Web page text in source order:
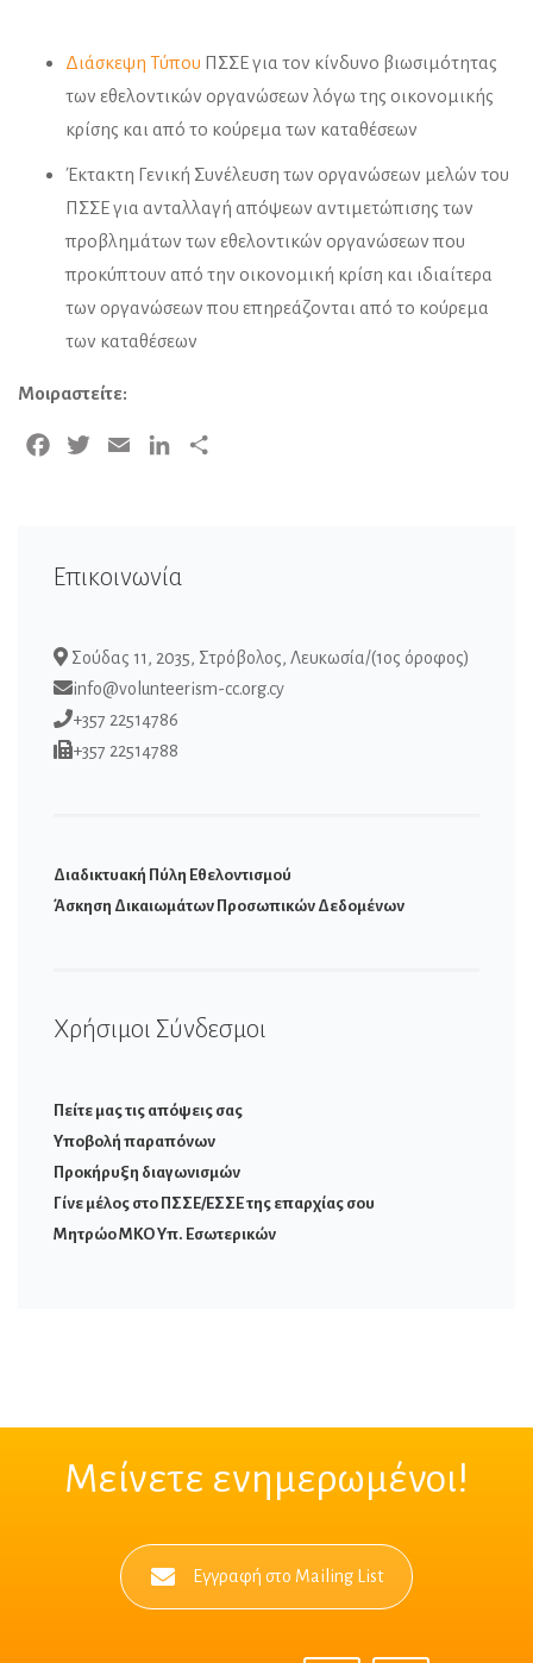
Διάσκεψη Τύπου ΠΣΣΕ για τον κίνδυνο βιωσιμότητας
των εθελοντικών οργανώσεων λόγω της οικονομικής
κρίσης και από το κούρεμα των καταθέσεων
Έκτακτη Γενική Συνέλευση των οργανώσεων μελών του
ΠΣΣΕ για ανταλλαγή απόψεων αντιμετώπισης των
προβλημάτων των εθελοντικών οργανώσεων που
προκύπτουν από την οικονομική κρίση και ιδιαίτερα
των οργανώσεων που επηρεάζονται από το κούρεμα
των καταθέσεων
Μοιραστείτε:
Facebook
Twitter Email LinkedIn
Επικοινωνία
Σούδας 11, 2035, Στρόβολος, Λευκωσία/(1ος όροφος)
info@volunteerism-cc.org.cy
+357 22514786
+357 22514788
Διαδικτυακή Πύλη Εθελοντισμού
Άσκηση Δικαιωμάτων Προσωπικών Δεδομένων
Χρήσιμοι Σύνδεσμοι
Πείτε μας τις απόψεις σας
Υποβολή παραπόνων
Προκήρυξη διαγωνισμών
Γίνε μέλος στο ΠΣΣΕ/ΕΣΣΕ της επαρχίας σου
Μητρώο ΜΚΟ Υπ. Εσωτερικών
Μείνετε ενημερωμένοι!
Εγγραφή στο Mailing List